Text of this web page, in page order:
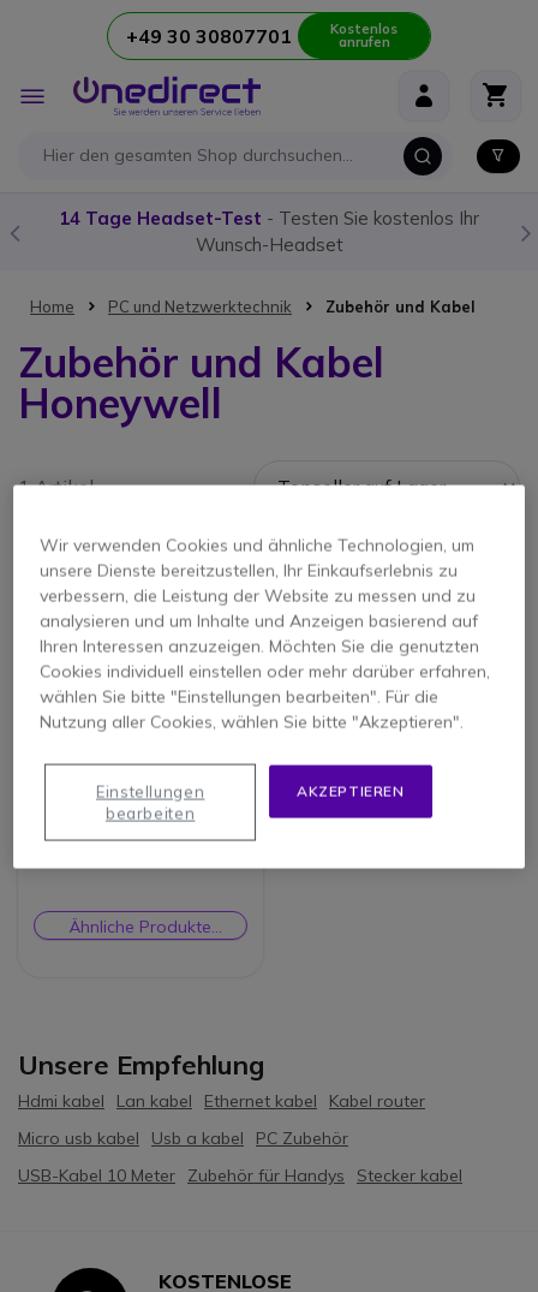
Zum Inhalt springen+49 30 30807701 Kostenlos
anrufen
Navigation
umschalten
14 Tage Headset-Test - Testen Sie kostenlos Ihr
Wunsch-Headset
Home PC und Netzwerktechnik Zubehör und Kabel
Zubehör und Kabel
Honeywell
1 Artikel
Honeywell CO₂
Luftüberwachungsger
Ähnliche Produkte
prüfen
Unsere Empfehlung
Hdmi kabel Lan kabel Ethernet kabel
Kabel router
Micro usb kabel
Usb a kabel
PC Zubehör
USB-Kabel 10 Meter
Zubehör für Handys Stecker kabel
KOSTENLOSE
Wir verwenden Cookies und ähnliche Technologien, um
unsere Dienste bereitzustellen, Ihr Einkaufserlebnis zu
verbessern, die Leistung der Website zu messen und zu
analysieren und um Inhalte und Anzeigen basierend auf
Ihren Interessen anzuzeigen. Möchten Sie die genutzten
Cookies individuell einstellen oder mehr darüber erfahren,
wählen Sie bitte "Einstellungen bearbeiten". Für die
Nutzung aller Cookies, wählen Sie bitte "Akzeptieren".
AKZEPTIEREN
Einstellungen
bearbeiten